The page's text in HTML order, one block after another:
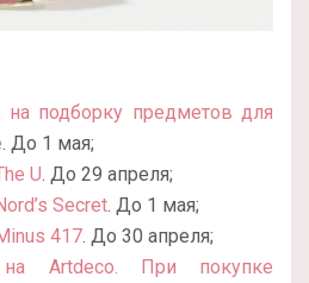
подборку предметов для
. До 1 мая;
U. До 29 апреля;
Secret. До 1 мая;
417. До 30 апреля;
Artdeco. При покупке